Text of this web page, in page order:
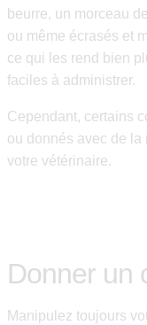
beurre, un morceau
ou même écrasés et
ce qui les rend bien
faciles à administrer.
Cependant, certains
ou donnés avec de la
votre vétérinaire.
Donner un
Manipulez toujours